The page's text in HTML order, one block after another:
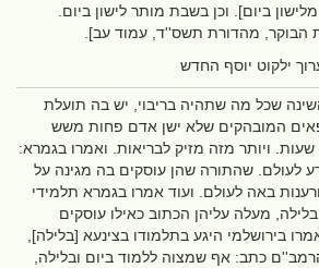
ביום]. וכן בשבת מותר לישון ביום.
הבוקר, מהדורת תשס''ד, עמוד עב].
ילקוט יוסף החדש
שכל מה שתהיה בריבוי, יש בה תועלת
המובהקים שלא ישן אדם פחות משש
ויותר מזה מזיק לבריאות. ואמרו בגמרא:
לעולם. שהתורה שהן עוסקים בה מגינה על
באה לעולם. ועוד אמרו בגמרא תלמידי
מעלה עליהן הכתוב כאילו עוסקים
בירושלמי היגע בתלמודו בצינעא [בלילה],
כתב: אף שמצוה ללמוד ביום ובלילה,